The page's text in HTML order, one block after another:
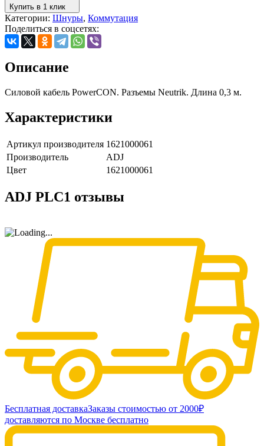
Купить в 1 клик
Категории: Шнуры, Коммутация
Поделиться в соцсетях:
Описание
Силовой кабель PowerCON. Разъемы Neutrik. Длина 0,3 м.
Характеристики
Артикул производителя 1621000061
Производитель
ADJ
Цвет
1621000061
ADJ PLC1 отзывы
Бесплатная доставкаЗаказы стоимостью от 2000₽
доставляются по Москве бесплатно